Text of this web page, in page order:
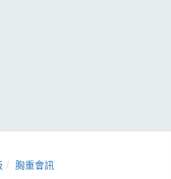
胸重會訊